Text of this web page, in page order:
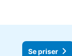
Se priser